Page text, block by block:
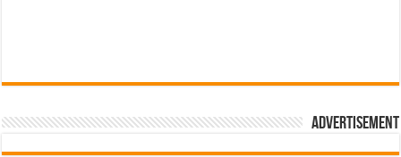
Advertisement